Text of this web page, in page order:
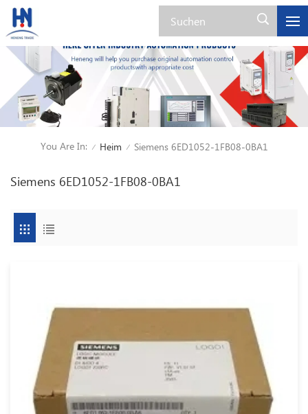
You Are In: / Heim / Siemens 6ED1052-1FB08-0BA1
Siemens 6ED1052-1FB08-0BA1